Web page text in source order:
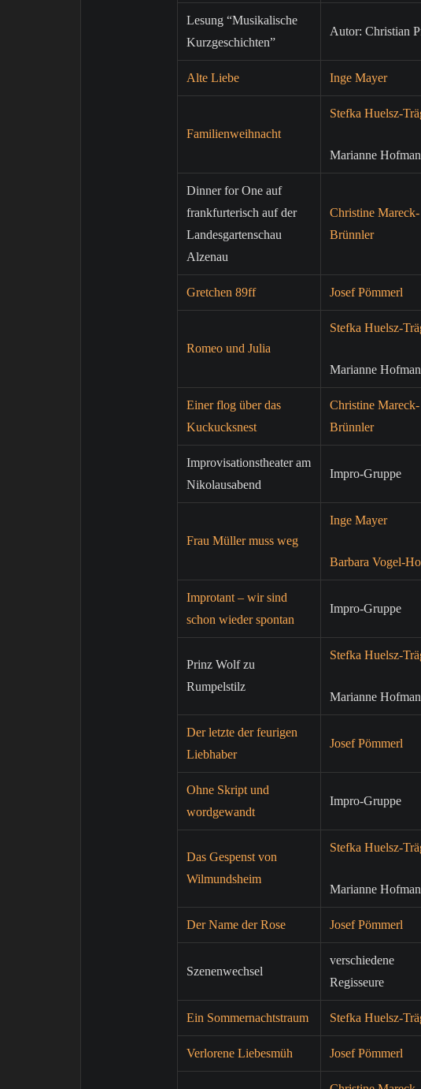
Lesung “Musikalische
Kurzgeschichten”
Autor: Christian
Alte Liebe Inge Mayer
Familienweihnacht
Stefka Huelsz-
Marianne
Dinner for One auf
frankfurterisch auf der
Landesgartenschau
Alzenau
Christine Mareck-
Brünnler
Gretchen 89ff Josef Pömmerl
Romeo und Julia
Stefka Huelsz-
Marianne
Einer flog über das
Kuckucksnest
Christine Mareck-
Brünnler
Improvisationstheater am
Nikolausabend
Impro-Gruppe
Frau Müller muss weg
Inge Mayer
Barbara Vogel-
Improtant – wir sind
schon wieder spontan
Impro-Gruppe
Prinz Wolf zu
Rumpelstilz
Stefka Huelsz-
Marianne
Der letzte der feurigen
Liebhaber
Josef Pömmerl
Ohne Skript und
wordgewandt
Impro-Gruppe
Das Gespenst von
Wilmundsheim
Stefka Huelsz-
Marianne
Der Name der Rose Josef Pömmerl
Szenenwechsel
verschiedene
Regisseure
Ein Sommernachtstraum Stefka Huelsz-
Verlorene Liebesmüh Josef Pömmerl